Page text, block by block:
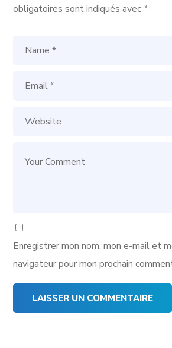
obligatoires sont indiqués avec*
Enregistrer mon nom, mon e-mail et
navigateur pour mon prochain